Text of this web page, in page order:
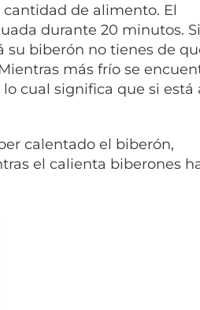
de alimento. El
durante 20 minutos.
biberón no tienes de
más frío se
cual significa que si está
calentado el biberón,
el calienta biberones